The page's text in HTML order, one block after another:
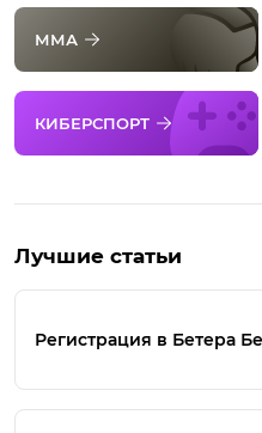
ММА
КИБЕРСПОРТ
Лучшие статьи
Регистрация в Бетера